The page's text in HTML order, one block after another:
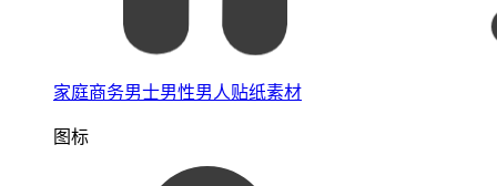
家庭商务男士男性男人贴纸素材
图标